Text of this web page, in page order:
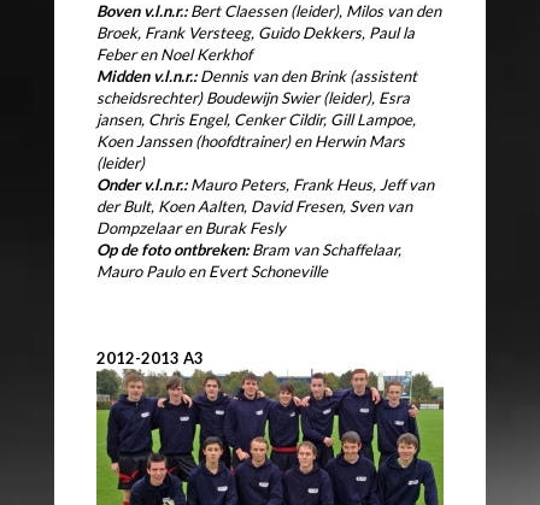
Boven v.l.n.r.:Bert Claessen (leider), Milos van den
Broek, Frank Versteeg, Guido Dekkers, Paul la
Feber en Noel Kerkhof
Midden v.l.n.r.:Dennis van den Brink (assistent
scheidsrechter) Boudewijn Swier (leider), Esra
jansen, Chris Engel, Cenker Cildir, Gill Lampoe,
Koen Janssen (hoofdtrainer) en Herwin Mars
(leider)
Onder v.l.n.r.:Mauro Peters, Frank Heus, Jeff van
der Bult, Koen Aalten, David Fresen, Sven van
Dompzelaar en Burak Fesly
Op de foto ontbreken:Bram van Schaffelaar,
Mauro Paulo en Evert Schoneville
2012-2013 A3